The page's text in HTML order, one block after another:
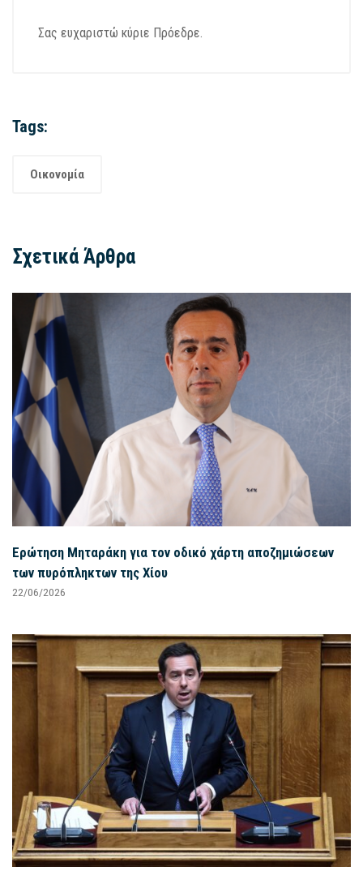
Σας ευχαριστώ κύριε Πρόεδρε.
Tags:
Οικονομία
Σχετικά Άρθρα
Ερώτηση Μηταράκη για τον οδικό χάρτη αποζημιώσεων
των πυρόπληκτων της Χίου
22/06/2026